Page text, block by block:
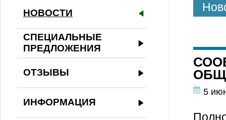
НОВОСТИ
СПЕЦИАЛЬНЫЕ
ПРЕДЛОЖЕНИЯ
ОТЗЫВЫ
ИНФОРМАЦИЯ
5